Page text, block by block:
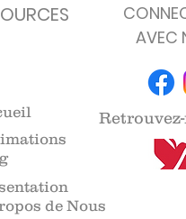
AVEC
de Nous